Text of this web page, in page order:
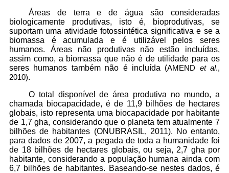
Áreas de terra e de água são consideradas
biologicamente produtivas, isto é, bioprodutivas, se
suportam uma atividade fotossintética significativa e se a
biomassa é acumulada e é utilizável pelos seres
humanos. Áreas não produtivas não estão incluídas,
assim como, a biomassa que não é de utilidade para os
seres humanos também não é incluída (AMEND et al.,
2010).
O total disponível de área produtiva no mundo, a
chamada biocapacidade, é de 11,9 bilhões de hectares
globais, isto representa uma biocapacidade por habitante
de 1,7 gha, considerando que o planeta tem atualmente 7
bilhões de habitantes (ONUBRASIL, 2011). No entanto,
para dados de 2007, a pegada de toda a humanidade foi
de 18 bilhões de hectares globais, ou seja, 2,7 gha por
habitante, considerando a população humana ainda com
6,7 bilhões de habitantes. Baseando-se nestes dados, é